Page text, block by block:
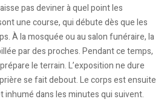
pas deviner à quel point les
une course, qui débute dès que les
À la mosquée ou au salon funéraire, la
par des proches. Pendant ce temps,
le terrain. L’exposition ne dure
se fait debout. Le corps est ensuite
dans les minutes qui suivent.